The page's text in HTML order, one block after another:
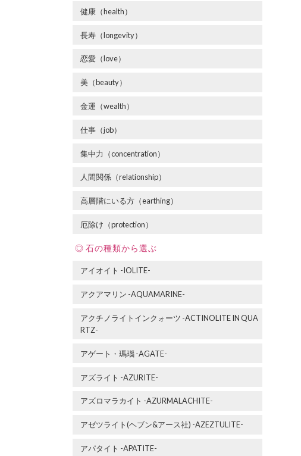
健康（health）
長寿（longevity）
恋愛（love）
美（beauty）
金運（wealth）
仕事（job）
集中力（concentration）
人間関係（relationship）
高層階にいる方（earthing）
厄除け（protection）
石の種類から選ぶ
アイオイト -IOLITE-
アクアマリン -AQUAMARINE-
アクチノライトインクォーツ -ACTINOLITE IN QUA
RTZ-
アゲート・瑪瑙 -AGATE-
アズライト -AZURITE-
アズロマラカイト -AZURMALACHITE-
アゼツライト(ヘブン&アース社) -AZEZTULITE-
アパタイト -APATITE-